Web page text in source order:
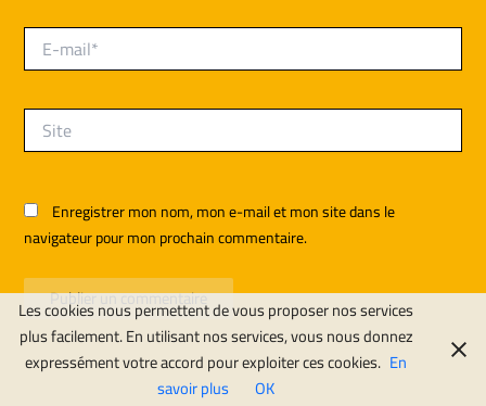
E-
mail*
Site
Enregistrer mon nom, mon e-mail et mon site dans le
navigateur pour mon prochain commentaire.
Les cookies nous permettent de vous proposer nos services
plus facilement. En utilisant nos services, vous nous donnez
expressément votre accord pour exploiter ces cookies. En
savoir plus
OK